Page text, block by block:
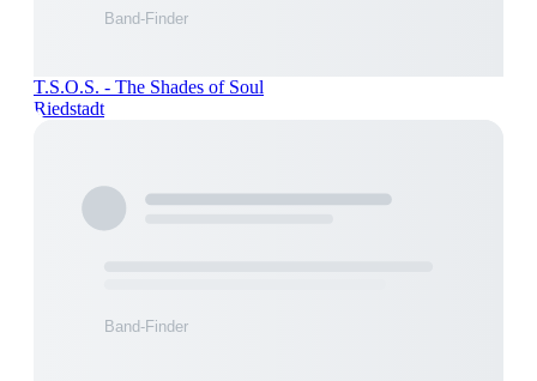
T.S.O.S. - The Shades of Soul
Riedstadt